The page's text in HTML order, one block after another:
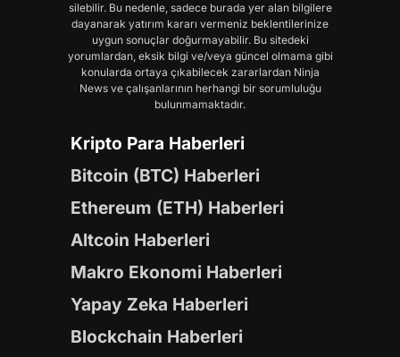
silebilir. Bu nedenle, sadece burada yer alan bilgilere
dayanarak yatırım kararı vermeniz beklentilerinize
uygun sonuçlar doğurmayabilir. Bu sitedeki
yorumlardan, eksik bilgi ve/veya güncel olmama gibi
konularda ortaya çıkabilecek zararlardan Ninja
News ve çalışanlarının herhangi bir sorumluluğu
bulunmamaktadır.
Kripto Para Haberleri
Bitcoin (BTC) Haberleri
Ethereum (ETH) Haberleri
Altcoin Haberleri
Makro Ekonomi Haberleri
Yapay Zeka Haberleri
Blockchain Haberleri